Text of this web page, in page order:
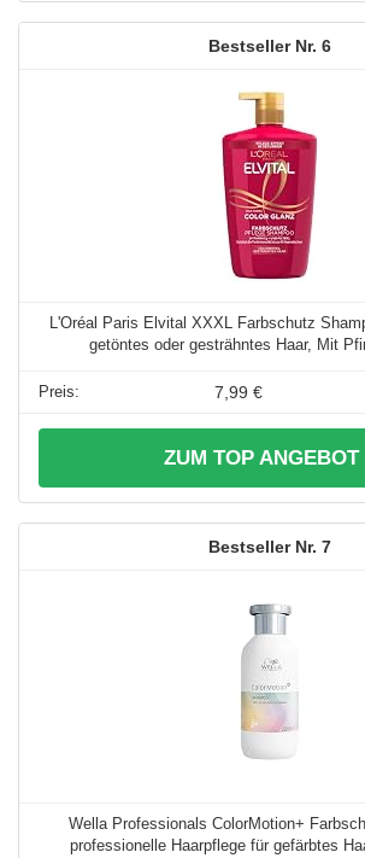
6
L'Oréal Paris Elvital XXXL Farbschutz
getöntes oder gesträhntes Haar, Mit
7,99 €
ZUM TOP ANGEBOT
7
Wella Professionals ColorMotion+
professionelle Haarpflege für gefärbtes